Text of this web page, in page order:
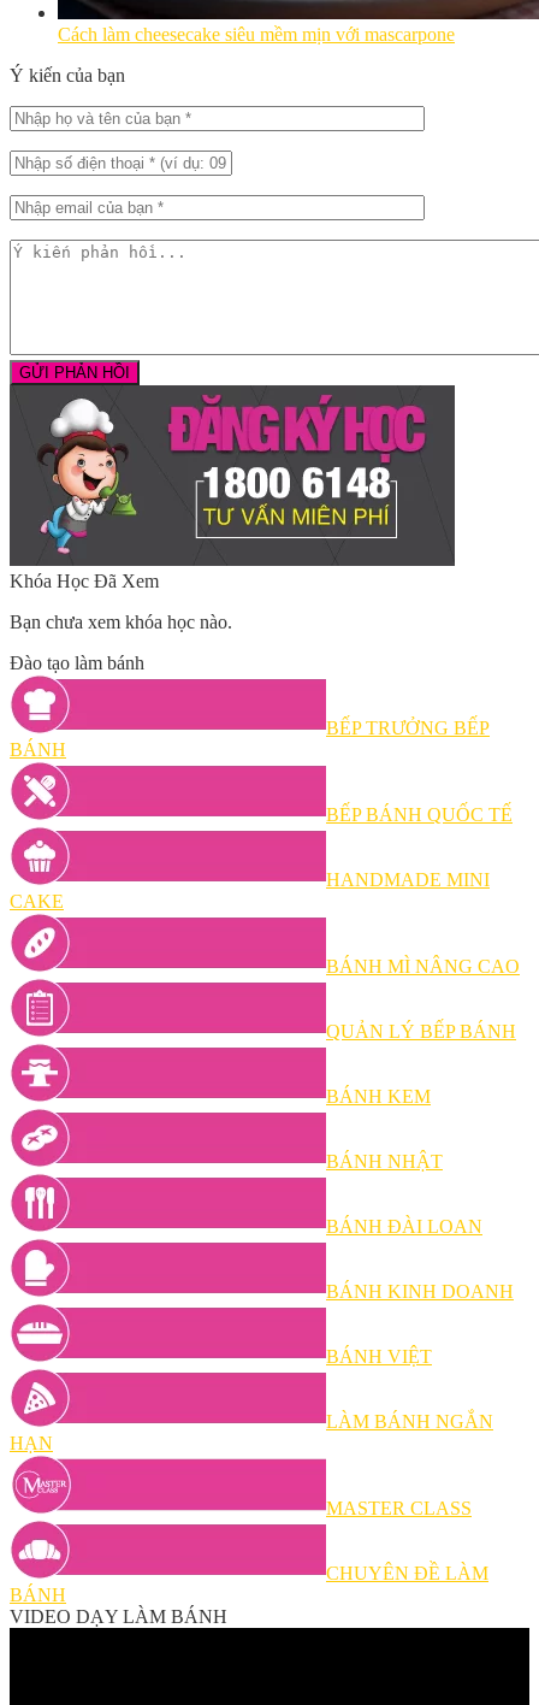
Cách làm cheesecake siêu mềm mịn với mascarpone
Ý kiến của bạn
Khóa Học Đã Xem
Bạn chưa xem khóa học nào.
Đào tạo làm bánh
BẾP TRƯỞNG BẾP
BÁNH
BẾP BÁNH QUỐC TẾ
HANDMADE MINI
CAKE
BÁNH MÌ NÂNG CAO
QUẢN LÝ BẾP BÁNH
BÁNH KEM
BÁNH NHẬT
BÁNH ĐÀI LOAN
BÁNH KINH DOANH
BÁNH VIỆT
LÀM BÁNH NGẮN
HẠN
MASTER CLASS
CHUYÊN ĐỀ LÀM
BÁNH
VIDEO DẠY LÀM BÁNH